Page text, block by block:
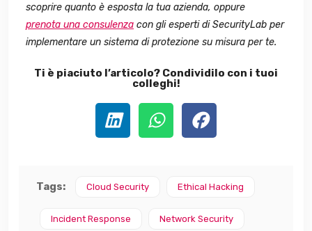
scoprire quanto è esposta la tua azienda, oppure
prenota una consulenza con gli esperti di SecurityLab per
implementare un sistema di protezione su misura per te.
Ti è piaciuto l’articolo? Condividilo con i tuoi
colleghi!
Tags: Cloud Security Ethical Hacking
Incident Response Network Security